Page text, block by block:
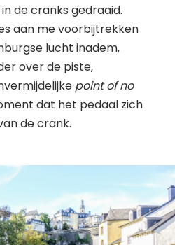
de cranks gedraaid.
aan me voorbijtrekken
lucht inadem,
over de piste,
point of no
dat het pedaal zich
de crank.